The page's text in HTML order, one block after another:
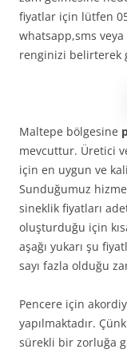
fiyatlar için lütfen
whatsapp,sms
renginizi belirterek
Maltepe bölgesine
mevcuttur. Üretici
için en uygun ve
Sunduğumuz
sineklik fiyatları
oluşturduğu için
aşağı yukarı şu
sayı fazla olduğu
Pencere için
yapılmaktadır.
sürekli bir zorluğa